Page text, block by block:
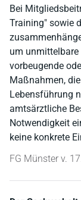
Bei
Training" sowie
um
vorbeugende
Maßnahmen,
Lebensführung
amtsärztliche
Notwendigkeit
keine konkrete
FG Münster v.